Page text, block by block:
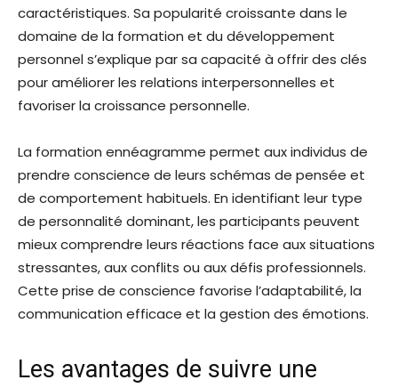
caractéristiques. Sa popularité croissante dans le
domaine de la formation et du développement
personnel s’explique par sa capacité à offrir des clés
pour améliorer les relations interpersonnelles et
favoriser la croissance personnelle.
La formation ennéagramme permet aux individus de
prendre conscience de leurs schémas de pensée et
de comportement habituels. En identifiant leur type
de personnalité dominant, les participants peuvent
mieux comprendre leurs réactions face aux situations
stressantes, aux conflits ou aux défis professionnels.
Cette prise de conscience favorise l’adaptabilité, la
communication efficace et la gestion des émotions.
Les avantages de suivre une